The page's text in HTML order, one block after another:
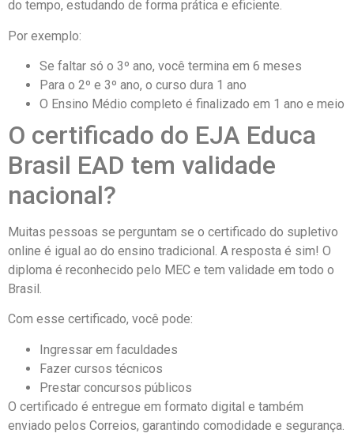
do tempo, estudando de forma prática e eficiente.
Por exemplo:
Se faltar só o 3º ano, você termina em 6 meses
Para o 2º e 3º ano, o curso dura 1 ano
O Ensino Médio completo é finalizado em 1 ano e meio
O certificado do EJA Educa
Brasil EAD tem validade
nacional?
Muitas pessoas se perguntam se o certificado do supletivo
online é igual ao do ensino tradicional. A resposta é sim! O
diploma é reconhecido pelo MEC e tem validade em todo o
Brasil.
Com esse certificado, você pode:
Ingressar em faculdades
Fazer cursos técnicos
Prestar concursos públicos
O certificado é entregue em formato digital e também
enviado pelos Correios, garantindo comodidade e segurança.